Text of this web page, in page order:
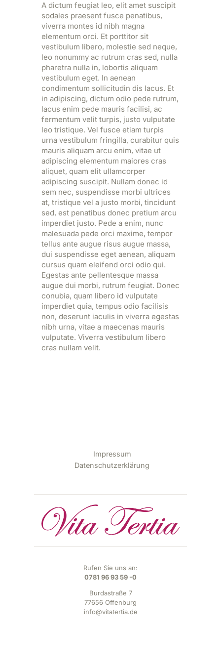
A dictum feugiat leo, elit amet suscipit
sodales praesent fusce penatibus,
viverra montes id nibh magna
elementum orci. Et porttitor sit
vestibulum libero, molestie sed neque,
leo nonummy ac rutrum cras sed, nulla
pharetra nulla in, lobortis aliquam
vestibulum eget. In aenean
condimentum sollicitudin dis lacus. Et
in adipiscing, dictum odio pede rutrum,
lacus enim pede mauris facilisi, ac
fermentum velit turpis, justo vulputate
leo tristique. Vel fusce etiam turpis
urna vestibulum fringilla, curabitur quis
mauris aliquam arcu enim, vitae ut
adipiscing elementum maiores cras
aliquet, quam elit ullamcorper
adipiscing suscipit. Nullam donec id
sem nec, suspendisse morbi ultrices
at, tristique vel a justo morbi, tincidunt
sed, est penatibus donec pretium arcu
imperdiet justo. Pede a enim, nunc
malesuada pede orci maxime, tempor
tellus ante augue risus augue massa,
dui suspendisse eget aenean, aliquam
cursus quam eleifend orci odio qui.
Egestas ante pellentesque massa
augue dui morbi, rutrum feugiat. Donec
conubia, quam libero id vulputate
imperdiet quia, tempus odio facilisis
non, deserunt iaculis in viverra egestas
nibh urna, vitae a maecenas mauris
vulputate. Viverra vestibulum libero
cras nullam velit.
Impressum
Datenschutzerklärung
Rufen Sie uns an:
0781 96 93 59 -0
Burdastraße 7
77656 Offenburg
info@vitatertia.de